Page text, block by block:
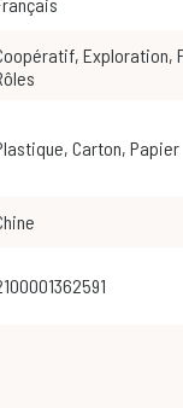
Coopératif, Exploration,
Rôles
Plastique, Carton, Papier
Chine
2100001362591